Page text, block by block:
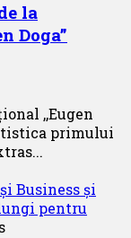
la
Doga”
,,Eugen
primului
Business și
pentru